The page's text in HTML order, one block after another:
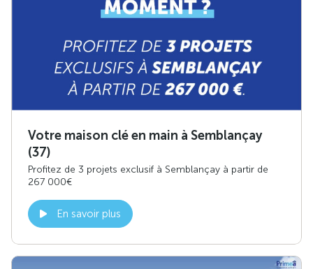
Votre maison clé en main à Semblançay
(37)
Profitez de 3 projets exclusif à Semblançay à partir de
267 000€
En savoir plus